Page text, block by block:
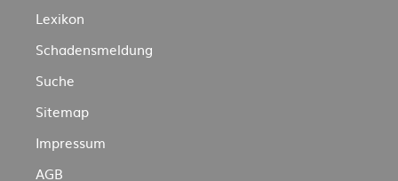
Lexikon
Schadensmeldung
Suche
Sitemap
Impressum
AGB